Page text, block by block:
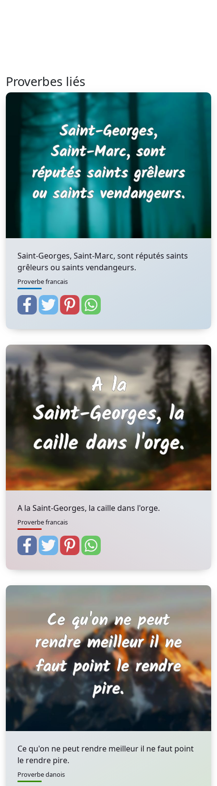
Proverbes liés
Saint-Georges, Saint-Marc, sont réputés saints
grêleurs ou saints vendangeurs.
Proverbe francais
A la Saint-Georges, la caille dans l'orge.
Proverbe francais
Ce qu'on ne peut rendre meilleur il ne faut point
le rendre pire.
Proverbe danois